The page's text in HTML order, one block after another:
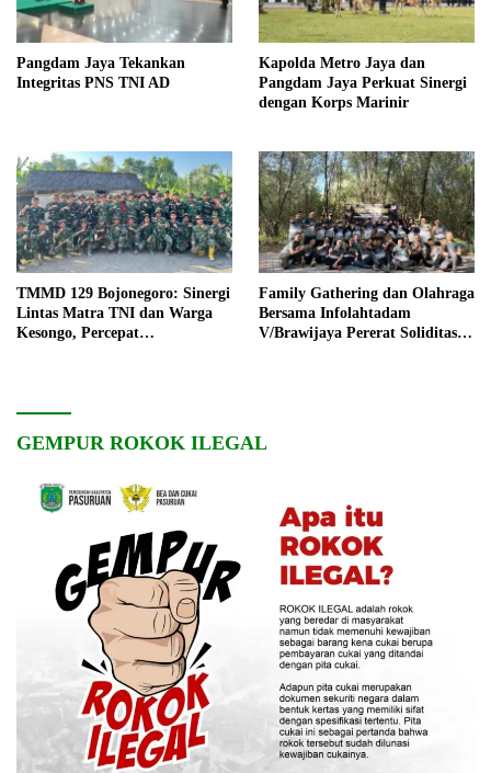
Pangdam Jaya Tekankan
Integritas PNS TNI AD
Kapolda Metro Jaya dan
Pangdam Jaya Perkuat Sinergi
dengan Korps Marinir
TMMD 129 Bojonegoro: Sinergi
Lintas Matra TNI dan Warga
Kesongo, Percepat
Family Gathering dan Olahraga
Bersama Infolahtadam
V/Brawijaya Pererat Soliditas
GEMPUR ROKOK ILEGAL